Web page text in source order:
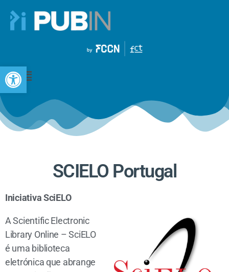
Open toolbar
SCIELO Portugal
Iniciativa SciELO
A Scientific Electronic
Library Online – SciELO
é uma biblioteca
eletrónica que abrange